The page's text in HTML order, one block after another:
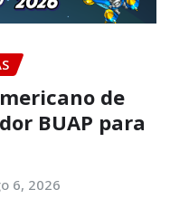
de
BUAP para
6, 2026